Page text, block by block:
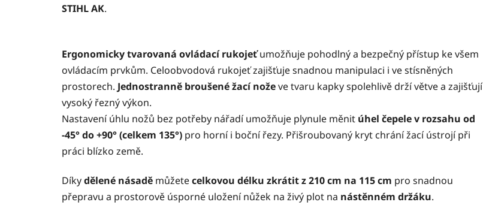
STIHL AK.
Ergonomicky tvarovaná ovládací rukojeťumožňuje pohodlný a bezpečný přístup ke všem
ovládacím prvkům. Celoobvodová rukojeť zajišťuje snadnou manipulaci i ve stísněných
prostorech. Jednostranně broušené žací noževe tvaru kapky spolehlivě drží větve a zajišťují
vysoký řezný výkon.
Nastavení úhlu nožů bez potřeby nářadí umožňuje plynule měnit úhel čepele v rozsahu od
-45° do +90° (celkem 135°) pro horní i boční řezy. Přišroubovaný kryt chrání žací ústrojí při
práci blízko země.
Díkydělené násadě můžetecelkovou délku zkrátit z 210 cm na 115 cm pro snadnou
přepravu a prostorově úsporné uložení nůžek na živý plot na nástěnném držáku.